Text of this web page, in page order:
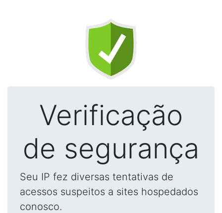
Verificação
de segurança
Seu IP fez diversas tentativas de
acessos suspeitos a sites hospedados
conosco.